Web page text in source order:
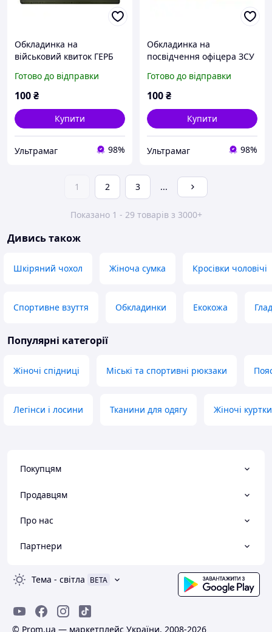
Обкладинка на
військовий квиток ГЕРБ
тиснення
Готово до відправки
100₴
Купити
Ультрамаг 98%
Обкладинка на
посвідчення офіцера ЗСУ
Готово до відправки
100₴
Купити
Ультрамаг 98%
1 2 3 ...
Показано 1 - 29 товарів з 3000+
Дивись також
Шкіряний чохол Жіноча сумка Кросівки чоловічі
Спортивне взуття Обкладинки Екокожа
Популярні категорії
Жіночі спідниці Міські та спортивні рюкзаки
Легінси і лосини Тканини для одягу Жіночі куртки
Покупцям
Продавцям
Про нас
Партнери
Тема - світла BETA
© Prom.ua — маркетплейс України, 2008-2026